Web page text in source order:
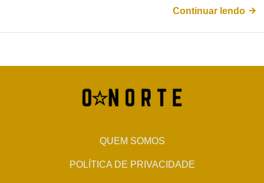
Continuar lendo
QUEM SOMOS
POLÍTICA DE PRIVACIDADE